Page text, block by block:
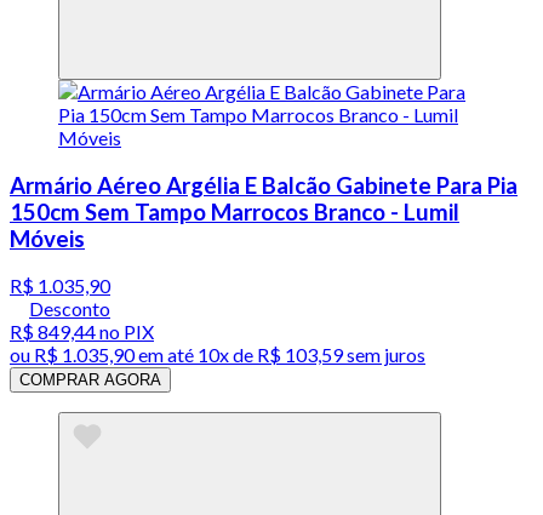
Armário Aéreo Argélia E Balcão Gabinete Para Pia
150cm Sem Tampo Marrocos Branco - Lumil
Móveis
R$ 1.035,90
Desconto
R$ 849,44no PIX
ou R$ 1.035,90em até 10x de R$ 103,59 sem juros
COMPRAR AGORA